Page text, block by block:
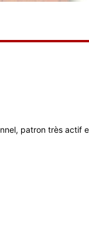
patron très actif